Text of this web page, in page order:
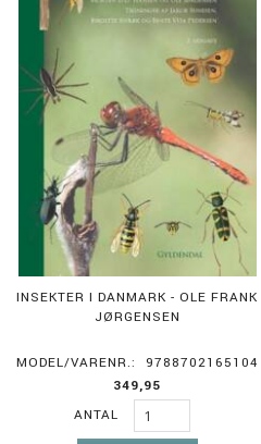
INSEKTER I DANMARK - OLE FRANK
JØRGENSEN
MODEL/VARENR.:
9788702165104
349,95
ANTAL